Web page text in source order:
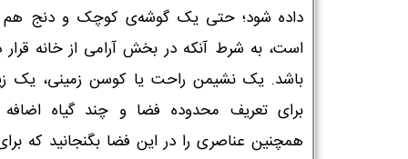
داده شود؛ حتی یک گوشه‌ی کوچک و دنج هم
است، به شرط آنکه در بخش آرامی از خانه قرار
باشد. یک نشیمن راحت یا کوسن زمینی، یک
برای تعریف محدوده فضا و چند گیاه اضافه
همچنین عناصری را در این فضا بگنجانید که